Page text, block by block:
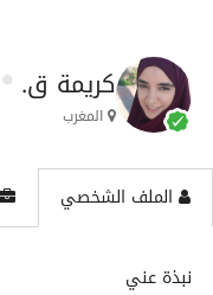
كريمة ق.
المغرب
الملف الشخصي
نبذة عني